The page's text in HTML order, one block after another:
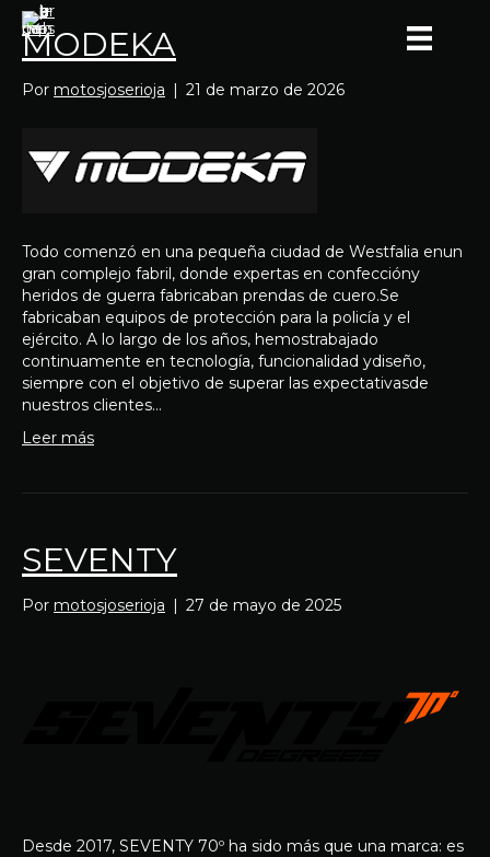
MODEKA
Por motosjoserioja | 21 de marzo de 2026
Todo comenzó en una pequeña ciudad de Westfalia enun
gran complejo fabril, donde expertas en confeccióny
heridos de guerra fabricaban prendas de cuero.Se
fabricaban equipos de protección para la policía y el
ejército. A lo largo de los años, hemostrabajado
continuamente en tecnología, funcionalidad ydiseño,
siempre con el objetivo de superar las expectativasde
nuestros clientes…
Leer más
SEVENTY
Por motosjoserioja | 27 de mayo de 2025
Desde 2017, SEVENTY 70º ha sido más que una marca: es